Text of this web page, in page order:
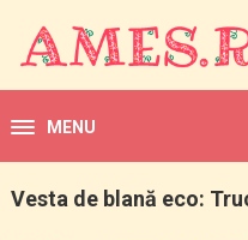
MENU
Vesta de blană eco: